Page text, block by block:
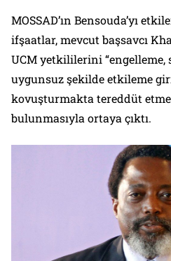
MOSSAD’ın Bensouda’yı
ifşaatlar, mevcut başsavcı
UCM yetkililerini “engelleme,
uygunsuz şekilde etkileme
kovuşturmakta tereddüt
bulunmasıyla ortaya çıktı.